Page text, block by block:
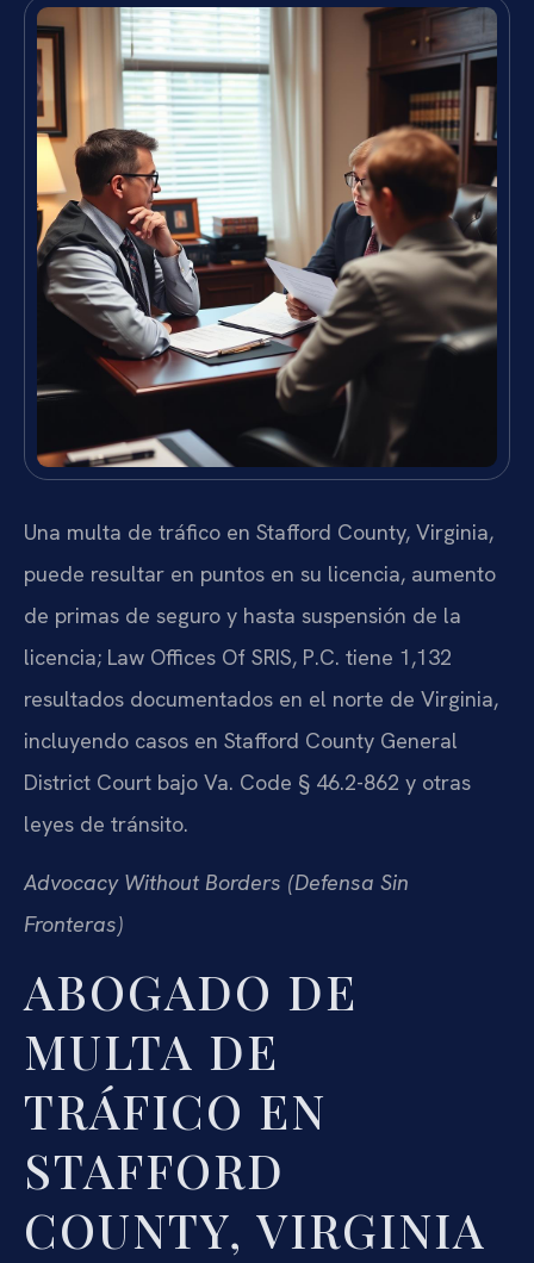
Una multa de tráfico en Stafford County, Virginia,
puede resultar en puntos en su licencia, aumento
de primas de seguro y hasta suspensión de la
licencia; Law Offices Of SRIS, P.C. tiene 1,132
resultados documentados en el norte de Virginia,
incluyendo casos en Stafford County General
District Court bajo Va. Code § 46.2-862 y otras
leyes de tránsito.
Advocacy Without Borders (Defensa Sin
Fronteras)
ABOGADO DE
MULTA DE
TRÁFICO EN
STAFFORD
COUNTY, VIRGINIA